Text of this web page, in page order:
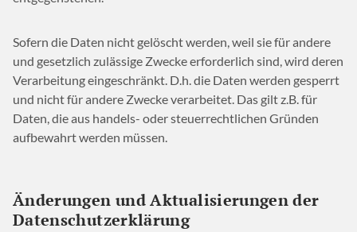
Sofern die Daten nicht gelöscht werden, weil sie für andere
und gesetzlich zulässige Zwecke erforderlich sind, wird deren
Verarbeitung eingeschränkt. D.h. die Daten werden gesperrt
und nicht für andere Zwecke verarbeitet. Das gilt z.B. für
Daten, die aus handels- oder steuerrechtlichen Gründen
aufbewahrt werden müssen.
Änderungen und Aktualisierungen der
Datenschutzerklärung